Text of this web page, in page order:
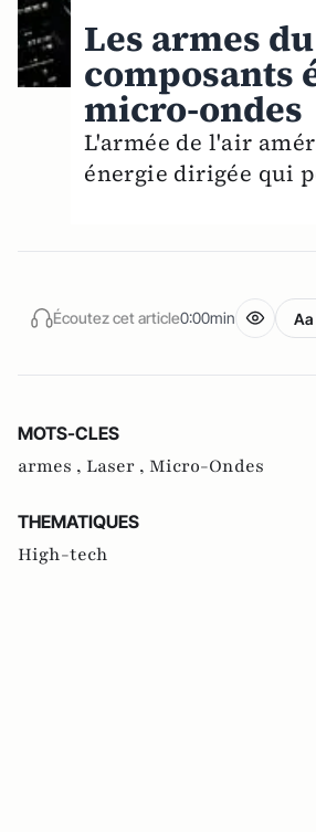
Les armes
composants
micro-ondes
L'armée de l'air
énergie dirigée qui
Écoutez cet article0:00min Aa
MOTS-CLES
armes , Laser , Micro-Ondes
THEMATIQUES
High-tech